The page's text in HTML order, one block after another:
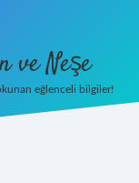
ve Neşe
eğlenceli bilgiler!